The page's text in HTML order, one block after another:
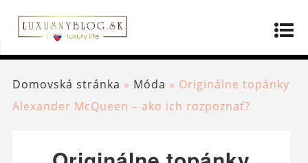
Domovská stránka » Móda » Originálne topánky
Alexander McQueen – ako ich rozpoznať?